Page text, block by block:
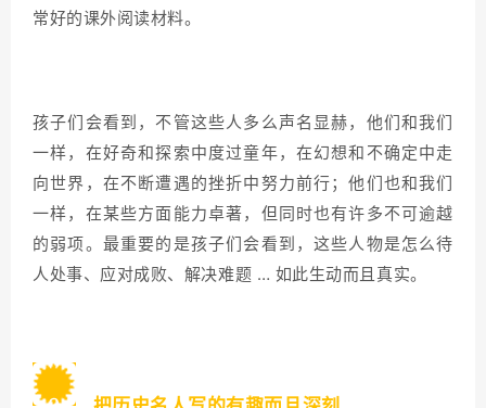
常好的课外阅读材料。
孩子们会看到，不管这些人多么声名显赫，他们和我们
一样，在好奇和探索中度过童年，在幻想和不确定中走
向世界，在不断遭遇的挫折中努力前行；他们也和我们
一样，在某些方面能力卓著，但同时也有许多不可逾越
的弱项。最重要的是孩子们会看到，这些人物是怎么待
人处事、应对成败、解决难题 … 如此生动而且真实。